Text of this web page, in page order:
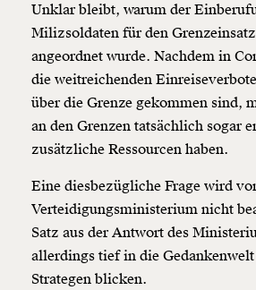
kannst.
Unklar bleibt, warum der
Milizsoldaten für den
angeordnet wurde. Nachdem in
die weitreichenden
über die Grenze gekommen sind,
an den Grenzen tatsächlich sogar
zusätzliche Ressourcen haben.
Eine diesbezügliche Frage wird
Verteidigungsministerium nicht
Satz aus der Antwort des
allerdings tief in die Gedankenwelt
Strategen blicken.